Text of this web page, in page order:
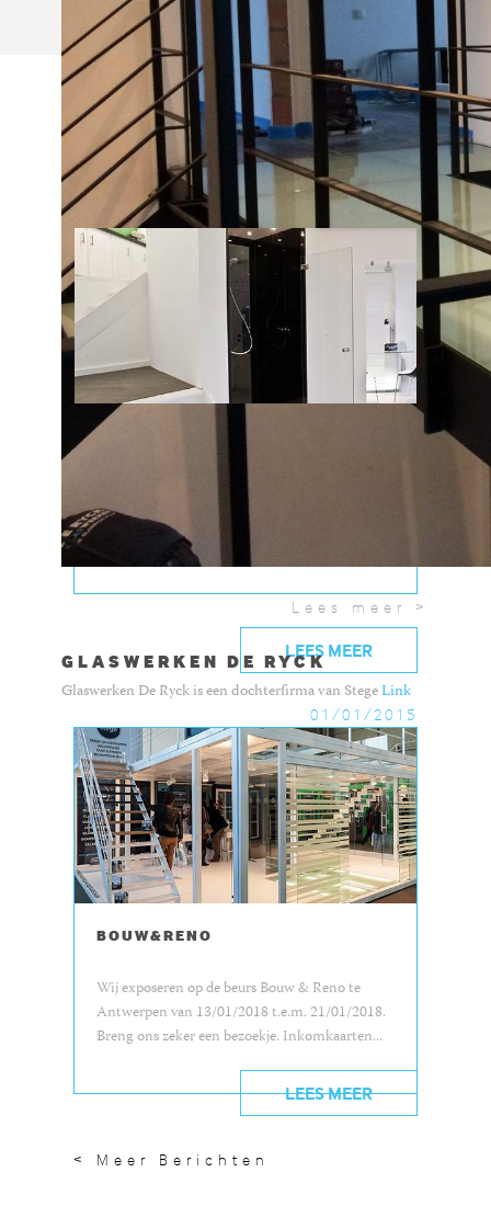
Lees meer >
GLASWERKEN DE RYCK
Glaswerken De Ryck is een dochterfirma van StegeLink
NIEUWS
02/12/2015
ONZE VERNIEUWDE TOONZAAL!
Kom zeker een kijkje nemen in de vernieuwde
toonzaal of krijg nu al een voorproefje aan de
hand van deze...
LEES MEER
01/01/2015
BOUW&RENO
Wij exposeren op de beurs Bouw & Reno te
Antwerpen van 13/01/2018 t.e.m. 21/01/2018.
Breng ons zeker een bezoekje. Inkomkaarten...
LEES MEER
< Meer Berichten